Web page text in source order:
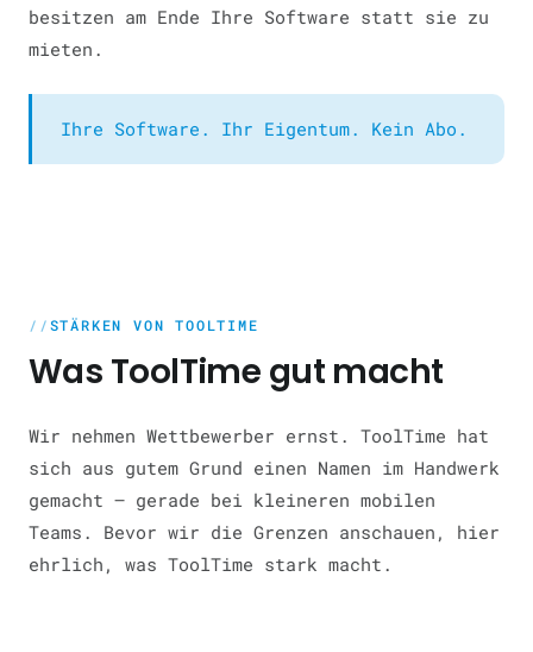
besitzen am Ende Ihre Software statt sie zu
mieten.
Ihre Software. Ihr Eigentum. Kein Abo.
STÄRKEN VON TOOLTIME
Was ToolTime gut macht
Wir nehmen Wettbewerber ernst. ToolTime hat
sich aus gutem Grund einen Namen im Handwerk
gemacht — gerade bei kleineren mobilen
Teams. Bevor wir die Grenzen anschauen, hier
ehrlich, was ToolTime stark macht.